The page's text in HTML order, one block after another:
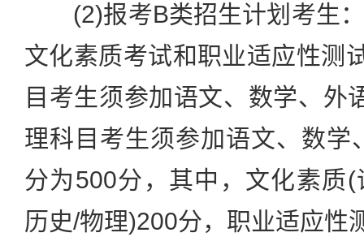
(2)报考B类招生计划考生：
文化素质考试和职业适应性测
目考生须参加语文、数学、外
理科目考生须参加语文、数学
分为500分，其中，文化素质
历史/物理)200分，职业适应性